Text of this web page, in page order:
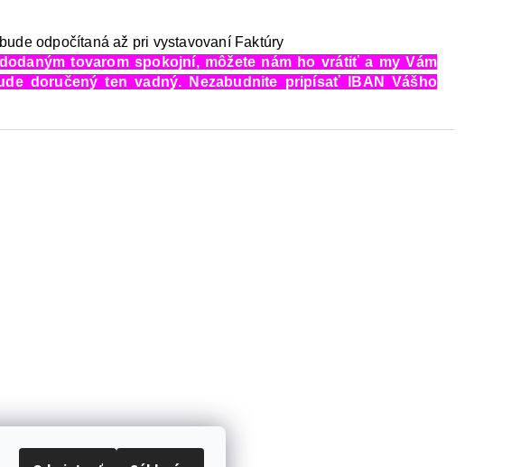
bude odpočítaná až pri vystavovaní Faktúry
tovarom spokojní, môžete nám ho vrátiť a my Vám
doručený ten vadný. Nezabudnite pripísať IBAN Vášho